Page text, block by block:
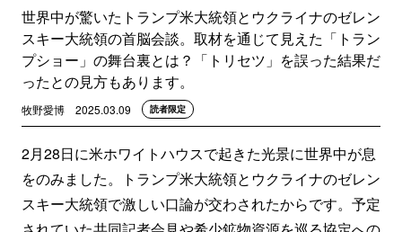
世界中が驚いたトランプ米大統領とウクライナのゼレン
スキー大統領の首脳会談。取材を通じて見えた「トラン
プショー」の舞台裏とは？「トリセツ」を誤った結果だ
ったとの見方もあります。
牧野愛博 2025.03.09 読者限定
2月28日に米ホワイトハウスで起きた光景に世界中が息
をのみました。トランプ米大統領とウクライナのゼレン
スキー大統領で激しい口論が交わされたからです。予定